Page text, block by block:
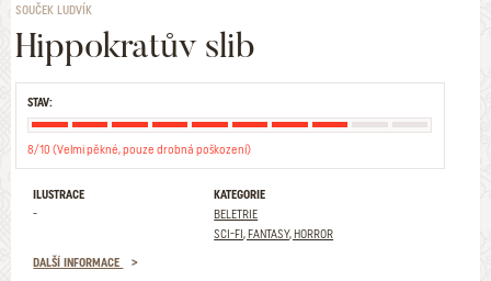
SOUČEK LUDVÍK
Hippokratův slib
STAV:
8/10 (Velmi pěkné, pouze drobná poškození)
ILUSTRACE
-
KATEGORIE
BELETRIE
SCI-FI, FANTASY, HORROR
DALŠÍ INFORMACE